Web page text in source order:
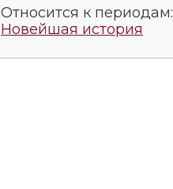
Относится к периодам:
Новейшая история